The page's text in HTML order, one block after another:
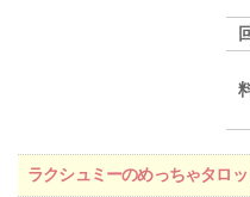
ラクシュミーのめっちゃタロ